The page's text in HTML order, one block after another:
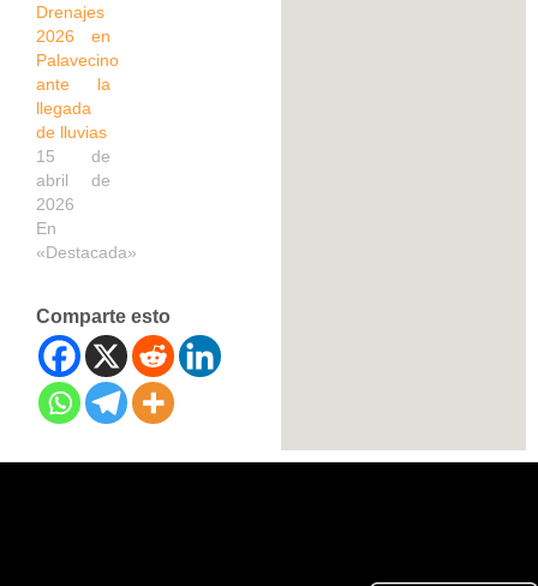
Drenajes
2026 en
Palavecino
ante la
llegada
de lluvias
15 de
abril de
2026
En
«Destacada»
Comparte esto